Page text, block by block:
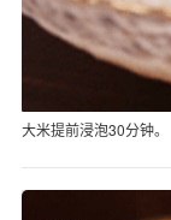
大米提前浸泡30分钟。